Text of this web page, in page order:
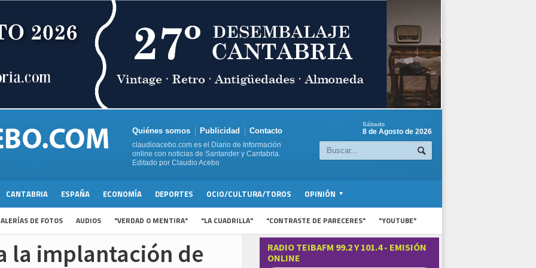
Quiénes somos Publicidad Contacto
claudioacebo.com es el Diario de Información
online con noticias de Santander y Cantabria.
Editado por Claudio Acebo
Sábado
8 de Agosto de 2026
CANTABRIA ESPAÑA ECONOMÍA DEPORTES OCIO/CULTURA/TOROS OPINIÓN
DE FOTOS AUDIOS "VERDAD O MENTIRA" "LA CUADRILLA" "CONTRASTE DE PARECERES" "YOUTUBE"
la implantación de
RADIO TEIBAFM 99.2 Y 101.4 - EMISIÓN
ONLINE